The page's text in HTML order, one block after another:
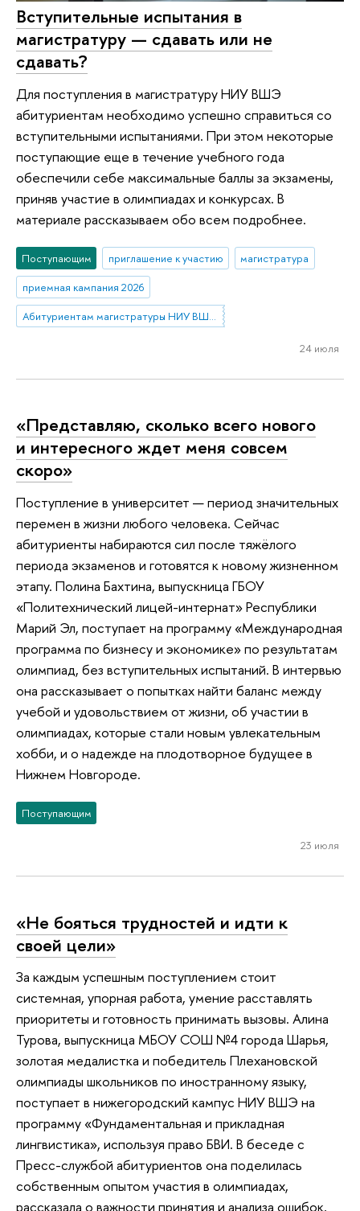
Вступительные испытания в
магистратуру — сдавать или не
сдавать?
Для поступления в магистратуру НИУ ВШЭ
абитуриентам необходимо успешно справиться со
вступительными испытаниями. При этом некоторые
поступающие еще в течение учебного года
обеспечили себе максимальные баллы за экзамены,
приняв участие в олимпиадах и конкурсах. В
материале рассказываем обо всем подробнее.
Поступающим приглашение к участию
магистратура
приемная кампания 2026
Абитуриентам магистратуры НИУ ВШЭ—Нижний Новгород
24 июля
«Представляю, сколько всего нового
и интересного ждет меня совсем
скоро»
Поступление в университет — период значительных
перемен в жизни любого человека. Сейчас
абитуриенты набираются сил после тяжёлого
периода экзаменов и готовятся к новому жизненном
этапу. Полина Бахтина, выпускница ГБОУ
«Политехнический лицей-интернат» Республики
Марий Эл, поступает на программу «Международная
программа по бизнесу и экономике» по результатам
олимпиад, без вступительных испытаний. В интервью
она рассказывает о попытках найти баланс между
учебой и удовольствием от жизни, об участии в
олимпиадах, которые стали новым увлекательным
хобби, и о надежде на плодотворное будущее в
Нижнем Новгороде.
Поступающим
23 июля
«Не бояться трудностей и идти к
своей цели»
За каждым успешным поступлением стоит
системная, упорная работа, умение расставлять
приоритеты и готовность принимать вызовы. Алина
Турова, выпускница МБОУ СОШ №4 города Шарья,
золотая медалистка и победитель Плехановской
олимпиады школьников по иностранному языку,
поступает в нижегородский кампус НИУ ВШЭ на
программу «Фундаментальная и прикладная
лингвистика», используя право БВИ. В беседе с
Пресс-службой абитуриентов она поделилась
собственным опытом участия в олимпиадах,
рассказала о важности принятия и анализа ошибок,